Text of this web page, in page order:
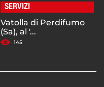
SERVIZI
Vatolla di Perdifumo
(Sa), al '...
145